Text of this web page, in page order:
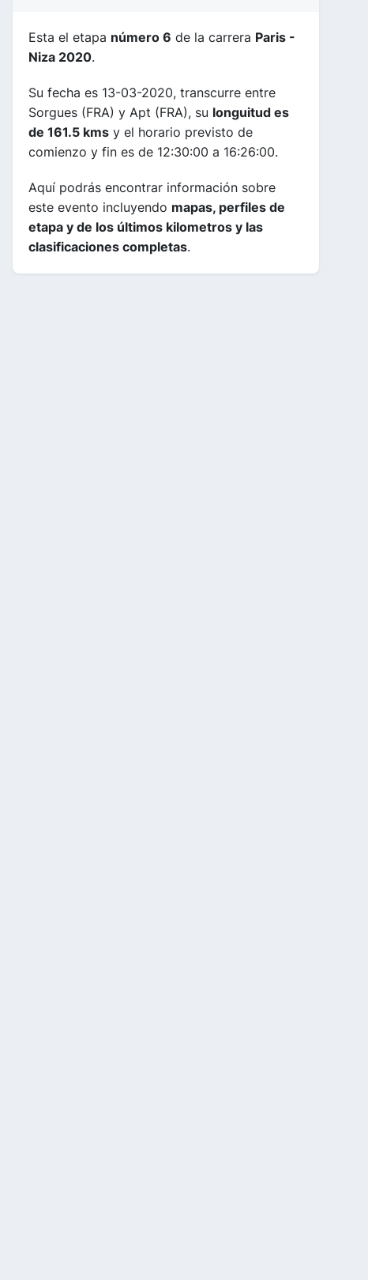
Esta el etapa número 6 de la carrera Paris -
Niza 2020.
Su fecha es 13-03-2020, transcurre entre
Sorgues (FRA) y Apt (FRA), su longuitud es
de 161.5 kms y el horario previsto de
comienzo y fin es de 12:30:00 a 16:26:00.
Aquí podrás encontrar información sobre
este evento incluyendo mapas, perfiles de
etapa y de los últimos kilometros y las
clasificaciones completas.